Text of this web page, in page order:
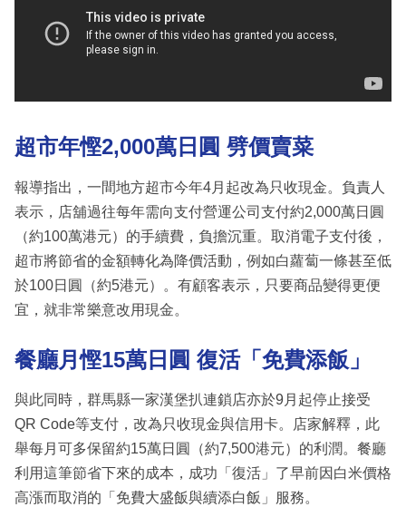
超市年慳2,000萬日圓 劈價賣菜
報導指出，一間地方超市今年4月起改為只收現金。負責人
表示，店舖過往每年需向支付營運公司支付約2,000萬日圓
（約100萬港元）的手續費，負擔沉重。取消電子支付後，
超市將節省的金額轉化為降價活動，例如白蘿蔔一條甚至低
於100日圓（約5港元）。有顧客表示，只要商品變得更便
宜，就非常樂意改用現金。
餐廳月慳15萬日圓 復活「免費添飯」
與此同時，群馬縣一家漢堡扒連鎖店亦於9月起停止接受
QR Code等支付，改為只收現金與信用卡。店家解釋，此
舉每月可多保留約15萬日圓（約7,500港元）的利潤。餐廳
利用這筆節省下來的成本，成功「復活」了早前因白米價格
高漲而取消的「免費大盛飯與續添白飯」服務。